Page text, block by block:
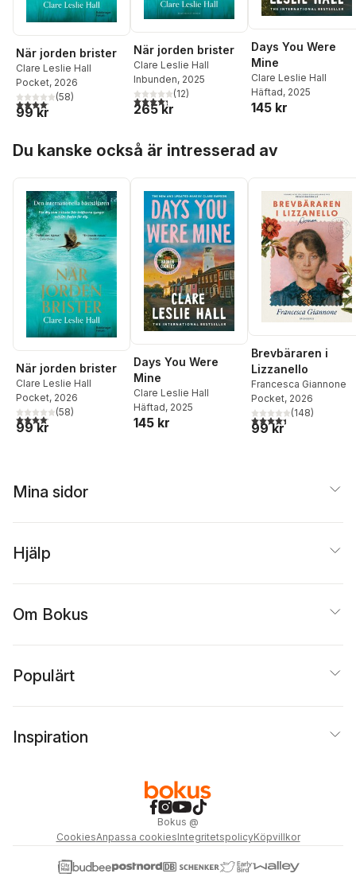
När jorden brister
Clare Leslie Hall
Pocket, 2026
4,1utav 5 stjärnor. Totalt antal röster:
(58)
99 kr
När jorden brister
Clare Leslie Hall
Inbunden, 2025
4,3utav 5 stjärnor. Totalt antal röster:
(12)
265 kr
Days You Were
Mine
Clare Leslie Hall
Häftad, 2025
145 kr
Du kanske också är intresserad av
När jorden brister
Clare Leslie Hall
Pocket, 2026
4,1utav 5 stjärnor. Totalt antal röster:
(58)
99 kr
Days You Were
Mine
Clare Leslie Hall
Häftad, 2025
145 kr
Brevbäraren i
Lizzanello
Francesca Giannone
Pocket, 2026
4,4utav 5 stjärnor.
(148)
99 kr
Mina sidor
Hjälp
Om Bokus
Populärt
Inspiration
Bokus @
CookiesAnpassa cookiesIntegritetspolicyKöpvillkor